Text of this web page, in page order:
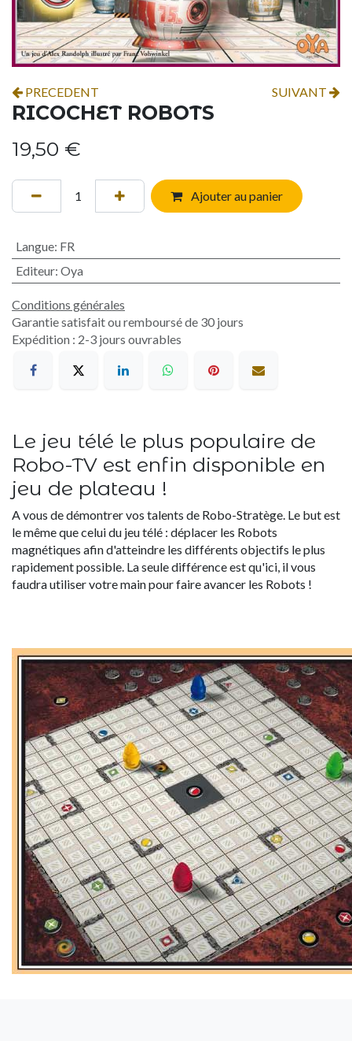
PRECEDENT SUIVANT
RICOCHET ROBOTS
19,50 €
Ajouter au panier
Langue: FR
Editeur: Oya
Conditions générales
Garantie satisfait ou remboursé de 30 jours
Expédition : 2-3 jours ouvrables
Le jeu télé le plus populaire de
Robo-TV est enfin disponible en
jeu de plateau !
A vous de démontrer vos talents de Robo-Stratège. Le but est
le même que celui du jeu télé : déplacer les Robots
magnétiques afin d'atteindre les différents objectifs le plus
rapidement possible. La seule différence est qu'ici, il vous
faudra utiliser votre main pour faire avancer les Robots !